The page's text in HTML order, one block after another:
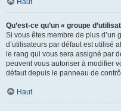
Haut
Qu’est-ce qu’un « groupe
Si vous êtes membre de plus d’un
d’utilisateurs par défaut est utilisé
le rang qui vous sera assigné par
peuvent vous autoriser à modifier
défaut depuis le panneau de
Haut